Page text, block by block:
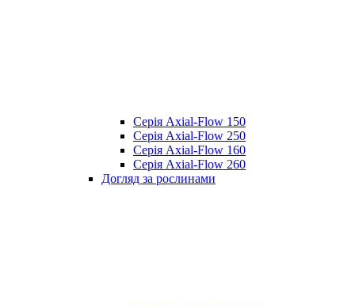
Серія Axial-Flow 150
Серія Axial-Flow 250
Серія Axial-Flow 160
Серія Axial-Flow 260
Догляд за рослинами